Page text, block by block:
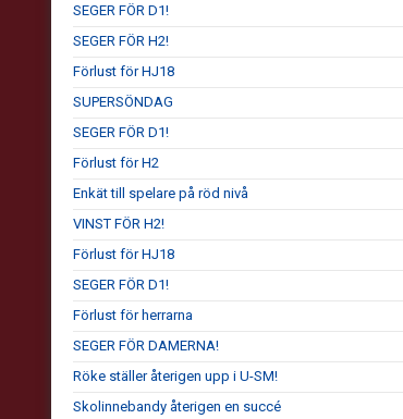
SEGER FÖR D1!
SEGER FÖR H2!
Förlust för HJ18
SUPERSÖNDAG
SEGER FÖR D1!
Förlust för H2
Enkät till spelare på röd nivå
VINST FÖR H2!
Förlust för HJ18
SEGER FÖR D1!
Förlust för herrarna
SEGER FÖR DAMERNA!
Röke ställer återigen upp i U-SM!
Skolinnebandy återigen en succé